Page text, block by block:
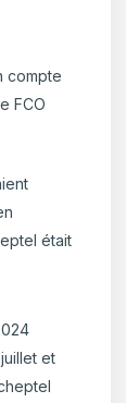
compte
FCO
était
et